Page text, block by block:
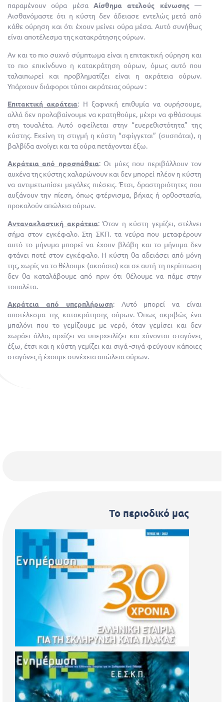
Το περιοδικό μας
παραμένουν ούρα μέσα Αίσθημα ατελούς κένωσης—
Αισθανόμαστε ότι η κύστη δεν άδειασε εντελώς μετά από
κάθε ούρηση και ότι έχουν μείνει ούρα μέσα. Αυτό συνήθως
είναι αποτέλεσμα της κατακράτησης ούρων.
Αν και το πιο συχνό σύμπτωμα είναι η επιτακτική ούρηση και
το πιο επικίνδυνο η κατακράτηση ούρων, όμως αυτό που
ταλαιπωρεί και προβληματίζει είναι η ακράτεια ούρων.
Υπάρχουν διάφοροι τύποι ακράτειας ούρων :
Επιτακτική ακράτεια: Η ξαφνική επιθυμία να ουρήσουμε,
αλλά δεν προλαβαίνουμε να κρατηθούμε, μέχρι να φθάσουμε
στη τουαλέτα. Αυτό οφείλεται στην “ευερεθιστότητα” της
κύστης. Εκείνη τη στιγμή η κύστη “σφίγγεται” (συσπάται), η
βαλβίδα ανοίγει και τα ούρα πετάγονται έξω.
Ακράτεια από προσπάθεια: Οι μύες που περιβάλλουν τον
αυχένα της κύστης χαλαρώνουν και δεν μπορεί πλέον η κύστη
να αντιμετωπίσει μεγάλες πιέσεις. Έτσι, δραστηριότητες που
αυξάνουν την πίεση, όπως φτέρνισμα, βήχας ή ορθοστασία,
προκαλούν απώλεια ούρων.
Αντανακλαστική ακράτεια: Όταν η κύστη γεμίζει, στέλνει
σήμα στον εγκέφαλο. Στη ΣΚΠ. τα νεύρα που μεταφέρουν
αυτό το μήνυμα μπορεί να έχουν βλάβη και το μήνυμα δεν
φτάνει ποτέ στον εγκέφαλο. Η κύστη θα αδειάσει από μόνη
της, χωρίς να το θέλουμε (ακούσια) και σε αυτή τη περίπτωση
δεν θα καταλάβουμε από πριν ότι θέλουμε να πάμε στην
τουαλέτα.
Ακράτεια από υπερπλήρωση: Αυτό μπορεί να είναι
αποτέλεσμα της κατακράτησης ούρων. Όπως ακριβώς ένα
μπαλόνι που το γεμίζουμε με νερό, όταν γεμίσει και δεν
χωράει άλλο, αρχίζει να υπερχειλίζει και χύνονται σταγόνες
έξω, έτσι και η κύστη γεμίζει και σιγά -σιγά φεύγουν κάποιες
σταγόνες ή έχουμε συνέχεια απώλεια ούρων.